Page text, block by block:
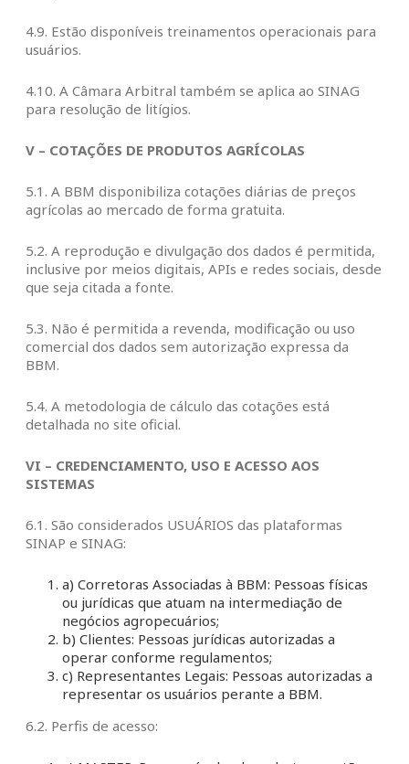
4.9. Estão disponíveis treinamentos operacionais para
usuários.
4.10. A Câmara Arbitral também se aplica ao SINAG
para resolução de litígios.
V – COTAÇÕES DE PRODUTOS AGRÍCOLAS
5.1. A BBM disponibiliza cotações diárias de preços
agrícolas ao mercado de forma gratuita.
5.2. A reprodução e divulgação dos dados é permitida,
inclusive por meios digitais, APIs e redes sociais, desde
que seja citada a fonte.
5.3. Não é permitida a revenda, modificação ou uso
comercial dos dados sem autorização expressa da
BBM.
5.4. A metodologia de cálculo das cotações está
detalhada no site oficial.
VI – CREDENCIAMENTO, USO E ACESSO AOS
SISTEMAS
6.1. São considerados USUÁRIOS das plataformas
SINAP e SINAG:
a) Corretoras Associadas à BBM: Pessoas físicas
ou jurídicas que atuam na intermediação de
negócios agropecuários;
b) Clientes: Pessoas jurídicas autorizadas a
operar conforme regulamentos;
c) Representantes Legais: Pessoas autorizadas a
representar os usuários perante a BBM.
6.2. Perfis de acesso: